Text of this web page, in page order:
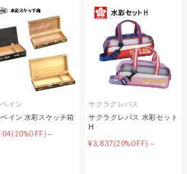
イン
イン 水彩スケッチ箱
(20%OFF)～
サクラクレパス
サクラクレパス 水彩セット
H
¥3,837(20%OFF)～